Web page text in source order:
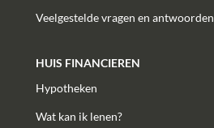
Veelgestelde vragen en antwoorden
HUIS FINANCIEREN
Hypotheken
Wat kan ik lenen?